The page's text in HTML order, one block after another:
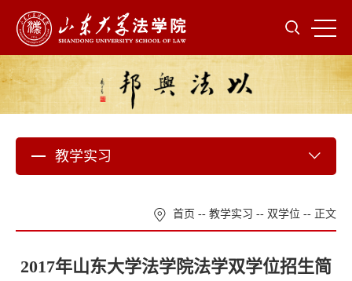
教学实习
首页 -- 教学实习 -- 双学位 -- 正文
2017年山东大学法学院法学双学位招生简